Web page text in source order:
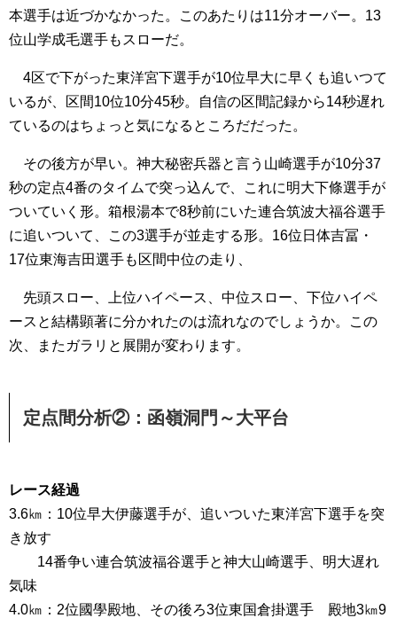
本選手は近づかなかった。このあたりは11分オーバー。13
位山学成毛選手もスローだ。
4区で下がった東洋宮下選手が10位早大に早くも追いつて
いるが、区間10位10分45秒。自信の区間記録から14秒遅れ
ているのはちょっと気になるところだだった。
その後方が早い。神大秘密兵器と言う山崎選手が10分37
秒の定点4番のタイムで突っ込んで、これに明大下條選手が
ついていく形。箱根湯本で8秒前にいた連合筑波大福谷選手
に追いついて、この3選手が並走する形。16位日体吉冨・
17位東海吉田選手も区間中位の走り、
先頭スロー、上位ハイペース、中位スロー、下位ハイペ
ースと結構顕著に分かれたのは流れなのでしょうか。この
次、またガラリと展開が変わります。
定点間分析②：函嶺洞門～大平台
レース経過
3.6㎞：10位早大伊藤選手が、追いついた東洋宮下選手を突
き放す
14番争い連合筑波福谷選手と神大山崎選手、明大遅れ
気味
4.0㎞：2位國學殿地、その後ろ3位東国倉掛選手 殿地3㎞9